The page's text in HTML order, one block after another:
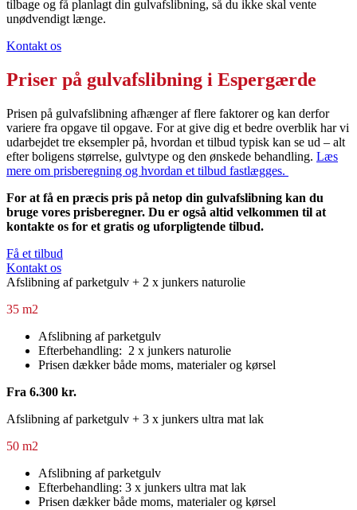
tilbage og få planlagt din gulvafslibning, så du ikke skal vente
unødvendigt længe.
Kontakt os
Priser på gulvafslibning i Espergærde
Prisen på gulvafslibning afhænger af flere faktorer og kan derfor
variere fra opgave til opgave. For at give dig et bedre overblik har vi
udarbejdet tre eksempler på, hvordan et tilbud typisk kan se ud – alt
efter boligens størrelse, gulvtype og den ønskede behandling. Læs
mere om prisberegning og hvordan et tilbud fastlægges.
For at få en præcis pris på netop din gulvafslibning kan du
bruge vores prisberegner. Du er også altid velkommen til at
kontakte os for et gratis og uforpligtende tilbud.
Få et tilbud
Kontakt os
Afslibning af parketgulv + 2 x junkers naturolie
35 m2
Afslibning af parketgulv
Efterbehandling: 2 x junkers naturolie
Prisen dækker både moms, materialer og kørsel
Fra 6.300 kr.
Afslibning af parketgulv + 3 x junkers ultra mat lak
50 m2
Afslibning af parketgulv
Efterbehandling: 3 x junkers ultra mat lak
Prisen dækker både moms, materialer og kørsel